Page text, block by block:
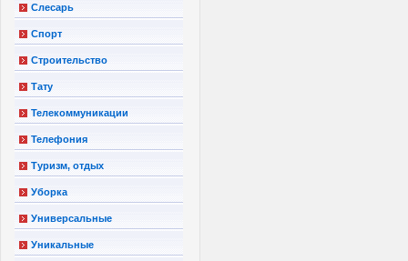
Слесарь
Спорт
Строительство
Тату
Телекоммуникации
Телефония
Туризм, отдых
Уборка
Универсальные
Уникальные